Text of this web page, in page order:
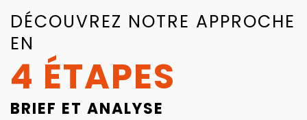
DÉCOUVREZ NOTRE APPROCHE
EN
4 ÉTAPES
BRIEF ET ANALYSE